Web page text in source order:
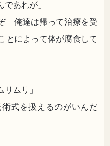
あれが」
俺達は帰って治療を受
とによって体が腐食して
ムリ」
式を扱えるのがいんだ